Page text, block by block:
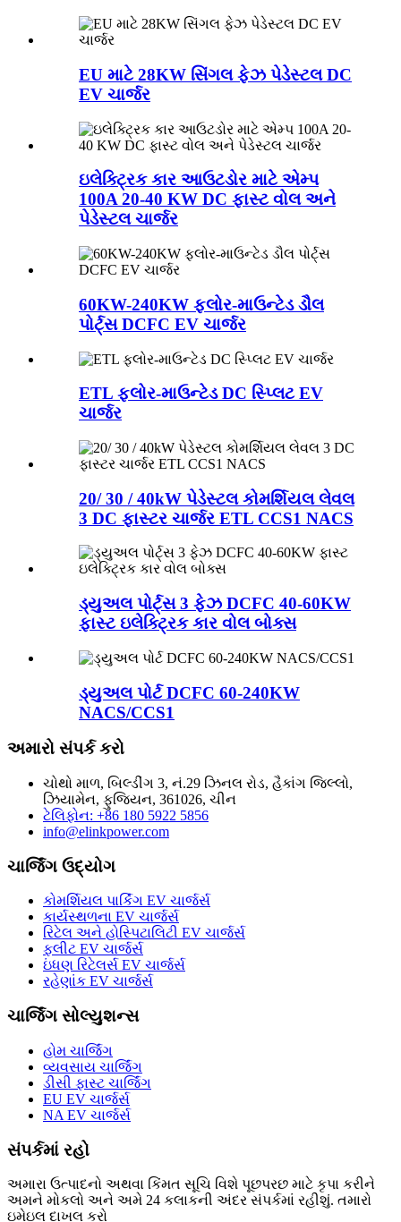
EU માટે 28KW સિંગલ ફેઝ પેડેસ્ટલ DC
EV ચાર્જર
ઇલેક્ટ્રિક કાર આઉટડોર માટે એમ્પ
100A 20-40 KW DC ફાસ્ટ વોલ અને
પેડેસ્ટલ ચાર્જર
60KW-240KW ફ્લોર-માઉન્ટેડ ડૌલ
પોર્ટ્સ DCFC EV ચાર્જર
ETL ફ્લોર-માઉન્ટેડ DC સ્પ્લિટ EV
ચાર્જર
20/ 30 / 40kW પેડેસ્ટલ કોમર્શિયલ લેવલ
3 DC ફાસ્ટર ચાર્જર ETL CCS1 NACS
ડ્યુઅલ પોર્ટ્સ 3 ફેઝ DCFC 40-60KW
ફાસ્ટ ઇલેક્ટ્રિક કાર વોલ બોક્સ
ડ્યુઅલ પોર્ટ DCFC 60-240KW
NACS/CCS1
અમારો સંપર્ક કરો
ચોથો માળ, બિલ્ડીંગ 3, નં.29 ઝિનલ રોડ, હૈકાંગ જિલ્લો,
ઝિયામેન, ફુજિયન, 361026, ચીન
ટેલિફોન: +86 180 5922 5856
info@elinkpower.com
ચાર્જિંગ ઉદ્યોગ
કોમર્શિયલ પાર્કિંગ EV ચાર્જર્સ
કાર્યસ્થળના EV ચાર્જર્સ
રિટેલ અને હોસ્પિટાલિટી EV ચાર્જર્સ
ફ્લીટ EV ચાર્જર્સ
ઇંધણ રિટેલર્સ EV ચાર્જર્સ
રહેણાંક EV ચાર્જર્સ
ચાર્જિંગ સોલ્યુશન્સ
હોમ ચાર્જિંગ
વ્યવસાય ચાર્જિંગ
ડીસી ફાસ્ટ ચાર્જિંગ
EU EV ચાર્જર્સ
NA EV ચાર્જર્સ
સંપર્કમાં રહો
અમારા ઉત્પાદનો અથવા કિંમત સૂચિ વિશે પૂછપરછ માટે કૃપા કરીને
અમને મોકલો અને અમે 24 કલાકની અંદર સંપર્કમાં રહીશું. તમારો
ઇમેઇલ દાખલ કરો